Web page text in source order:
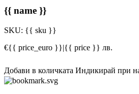
{{ name }}
SKU: {{ sku }}
€{{ price_euro }}|{{ price }} лв.
Добави в количката Индикирай при